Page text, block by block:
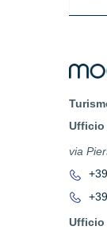
Ufficio
via
Ufficio